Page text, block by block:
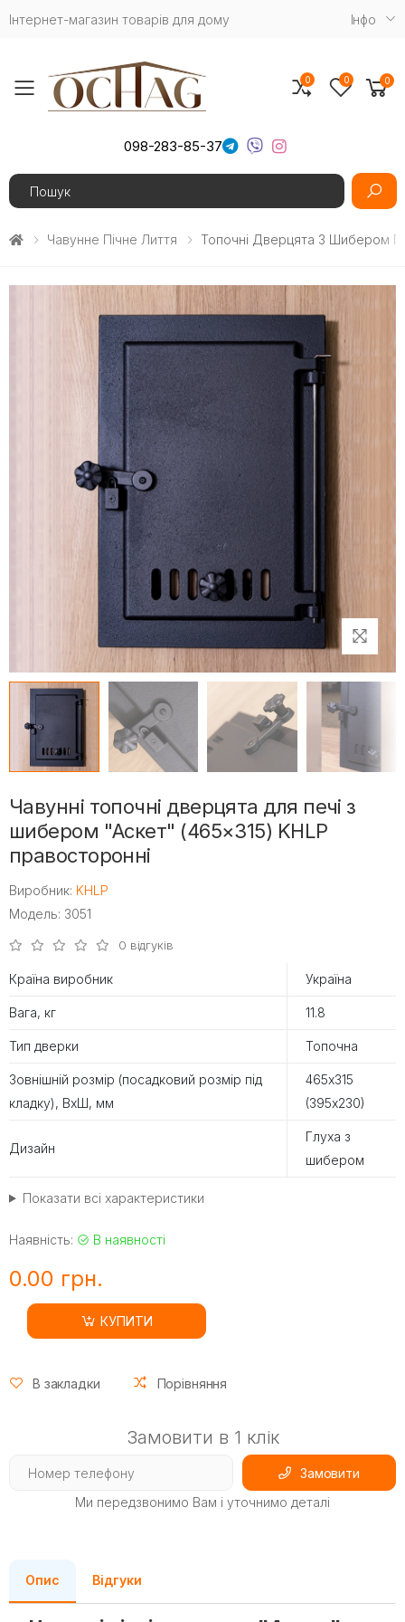
Інтернет-магазин товарів для дому Iнфо
Toggle mobile menu
098-283-85-37
Search
0 0 0
Чавунне Пічне Лиття Топочні Дверцята З Шибером
Чавунні топочні дверцята для печі з
шибером "Аскет" (465×315) KHLP
правосторонні
Виробник: KHLP
Модель: 3051
0 відгуків
Країна виробник Україна
Вага, кг 11.8
Тип дверки Топочна
Зовнішній розмір (посадковий розмір під
кладку), ВхШ, мм
465х315
(395х230)
Дизайн
Глуха з
шибером
Показати всі характеристики
Наявність: В наявності
0.00 грн.
КУПИТИ
В закладки Порівняння
Замовити в 1 клік
Замовити
Ми передзвонимо Вам і уточнимо деталі
Опис Відгуки